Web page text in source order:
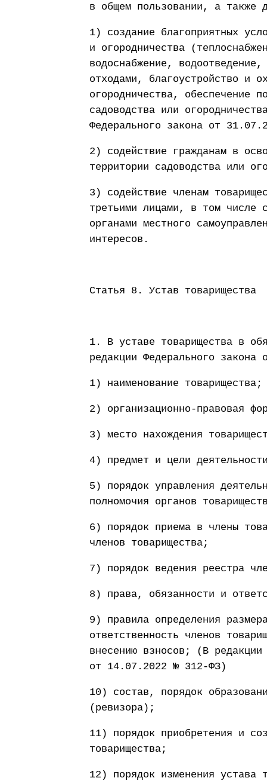
в общем пользовании, а также
1) создание благоприятных
и огородничества
водоснабжение,
отходами, благоустройство и
огородничества, обеспечение
садоводства или
Федерального закона от
2) содействие гражданам в
территории садоводства или
3) содействие членам
третьими лицами, в том числе
органами местного
интересов.
Статья 8. Устав товарищества
1. В уставе товарищества в
редакции Федерального
1) наименование товарищества;
2) организационно-правовая
3) место нахождения
4) предмет и цели
5) порядок управления
полномочия органов
6) порядок приема в члены
членов товарищества;
7) порядок ведения реестра
8) права, обязанности и
9) правила определения
ответственность членов
внесению взносов; (В редакции
от 14.07.2022 № 312-ФЗ)
10) состав, порядок
(ревизора);
11) порядок приобретения и
товарищества;
12) порядок изменения устава